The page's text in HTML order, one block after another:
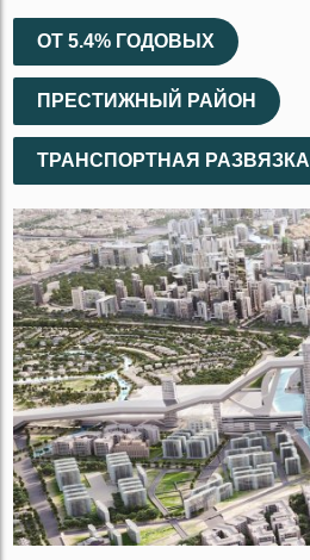
ОТ 5.4% ГОДОВЫХ
ПРЕСТИЖНЫЙ РАЙОН
ТРАНСПОРТНАЯ РАЗВЯЗКА